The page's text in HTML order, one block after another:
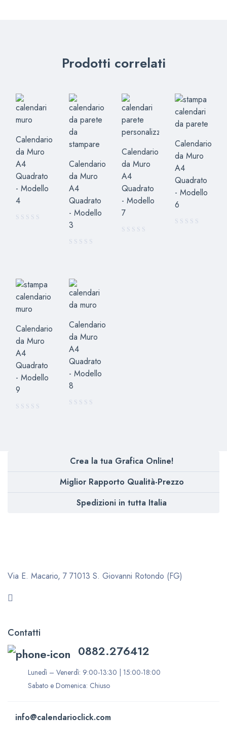
Prodotti correlati
Calendario
da Muro
A4
Quadrato
- Modello
4
Calendario
da Muro
A4
Quadrato
- Modello
3
Calendario
da Muro
A4
Quadrato
- Modello
7
Calendario
da Muro
A4
Quadrato
- Modello
6
Calendario
da Muro
A4
Quadrato
- Modello
9
Calendario
da Muro
A4
Quadrato
- Modello
8
Crea la tua Grafica Online!
Miglior Rapporto Qualità-Prezzo
Spedizioni in tutta Italia
Via E. Macario, 7 71013 S. Giovanni Rotondo (FG)
Contatti
0882.276412
Lunedì – Venerdì: 9:00-13:30 | 15:00-18:00
Sabato e Domenica: Chiuso
info@calendarioclick.com